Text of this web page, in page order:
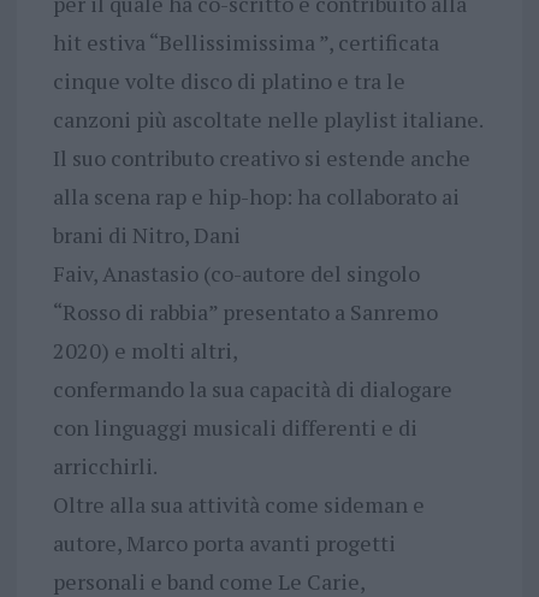
hit estiva “Bellissimissima ”, certificata
cinque volte disco di platino e tra le
canzoni più ascoltate nelle playlist italiane.
Il suo contributo creativo si estende anche
alla scena rap e hip-hop: ha collaborato ai
brani di Nitro, Dani
Faiv, Anastasio (co-autore del singolo
“Rosso di rabbia” presentato a Sanremo
2020) e molti altri,
confermando la sua capacità di dialogare
con linguaggi musicali differenti e di
arricchirli.
Oltre alla sua attività come sideman e
autore, Marco porta avanti progetti
personali e band come Le Carie,